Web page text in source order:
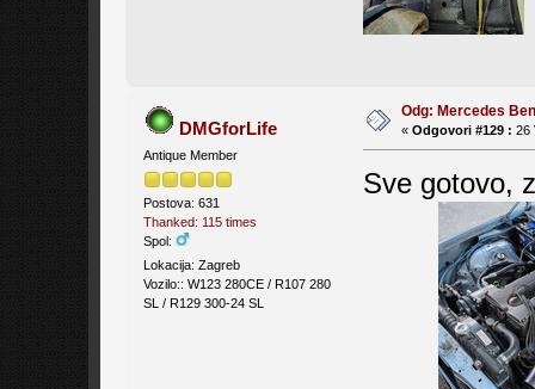
DMGforLife
Antique Member
Postova: 631
Thanked: 115 times
Spol:
Lokacija: Zagreb
Vozilo:: W123 280CE / R107 280
SL / R129 300-24 SL
Odg: Mercedes
«Odgovori #129 : 26
Sve gotovo,